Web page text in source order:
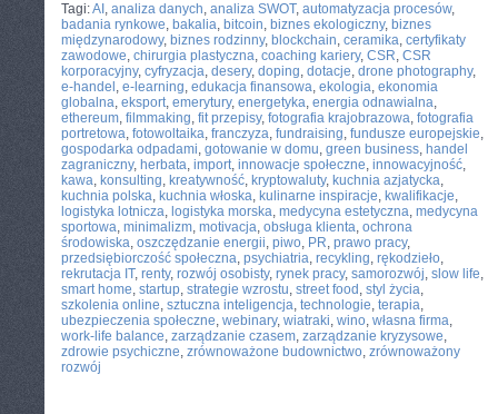
Tagi:AI , analiza danych, analiza SWOT, automatyzacja procesów,
badania rynkowe, bakalia, bitcoin, biznes ekologiczny, biznes
międzynarodowy, biznes rodzinny, blockchain, ceramika, certyfikaty
zawodowe, chirurgia plastyczna, coaching kariery, CSR, CSR
korporacyjny, cyfryzacja, desery, doping, dotacje, drone photography,
e-handel , e-learning, edukacja finansowa, ekologia, ekonomia
globalna, eksport, emerytury, energetyka, energia odnawialna,
ethereum, filmmaking, fit przepisy, fotografia krajobrazowa, fotografia
portretowa, fotowoltaika, franczyza, fundraising, fundusze europejskie,
gospodarka odpadami, gotowanie w domu, green business, handel
zagraniczny, herbata, import, innowacje społeczne, innowacyjność,
kawa, konsulting, kreatywność, kryptowaluty, kuchnia azjatycka,
kuchnia polska, kuchnia włoska, kulinarne inspiracje, kwalifikacje,
logistyka lotnicza, logistyka morska, medycyna estetyczna, medycyna
sportowa, minimalizm, motivacja, obsługa klienta, ochrona
środowiska, oszczędzanie energii, piwo, PR, prawo pracy,
przedsiębiorczość społeczna, psychiatria, recykling, rękodzieło,
rekrutacja IT, renty, rozwój osobisty, rynek pracy, samorozwój, slow life,
smart home, startup, strategie wzrostu, street food , styl życia,
szkolenia online, sztuczna inteligencja, technologie, terapia,
ubezpieczenia społeczne, webinary, wiatraki, wino, własna firma,
work-life balance, zarządzanie czasem, zarządzanie kryzysowe,
zdrowie psychiczne, zrównoważone budownictwo, zrównoważony
rozwój